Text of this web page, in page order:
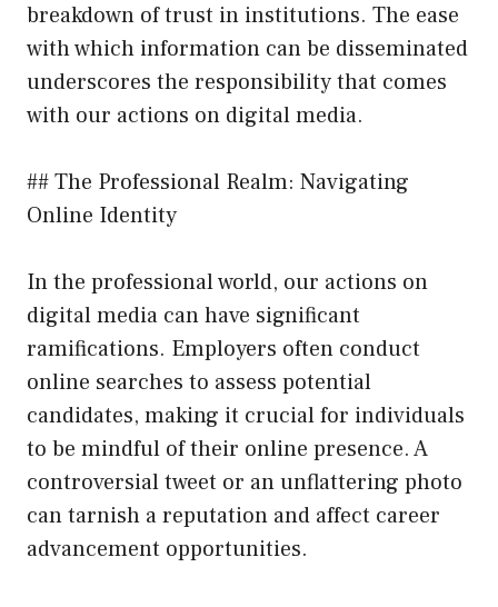
breakdown of trust in institutions. The ease
with which information can be disseminated
underscores the responsibility that comes
with our actions on digital media.
## The Professional Realm: Navigating
Online Identity
In the professional world, our actions on
digital media can have significant
ramifications. Employers often conduct
online searches to assess potential
candidates, making it crucial for individuals
to be mindful of their online presence. A
controversial tweet or an unflattering photo
can tarnish a reputation and affect career
advancement opportunities.